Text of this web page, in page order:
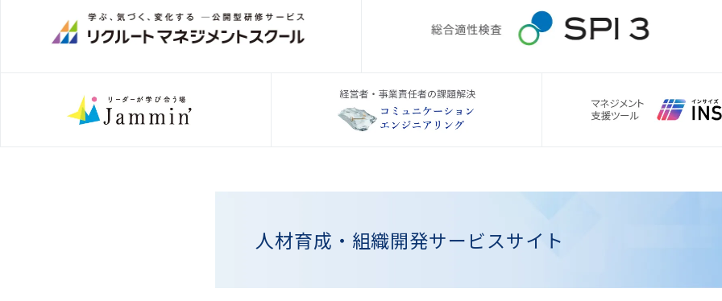
人材育成・組織開発サービスサイト